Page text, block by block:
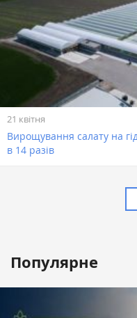
21 квітня
Вирощування салату на
в 14 разів
Популярне